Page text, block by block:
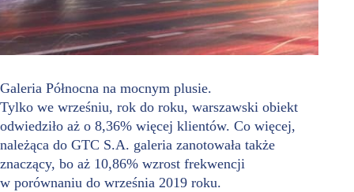
Galeria Północna na mocnym plusie.
Tylko we wrześniu, rok do roku, warszawski obiekt
odwiedziło aż o 8,36% więcej klientów. Co więcej,
należąca do GTC S.A. galeria zanotowała także
znaczący, bo aż 10,86% wzrost frekwencji
w porównaniu do września 2019 roku.